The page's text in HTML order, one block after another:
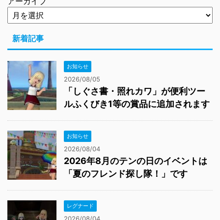
新着記事
お知らせ
2026/08/05
「しぐさ書・照れカワ」が便利ツー
ルふくびき1等の賞品に追加されます
お知らせ
2026/08/04
2026年8月のテンの日のイベントは
「夏のフレンド探し隊！」です
レグナード